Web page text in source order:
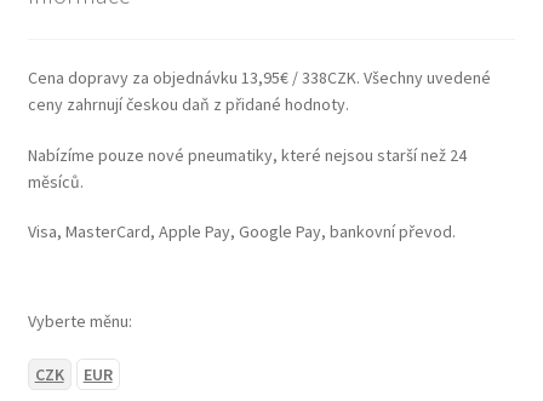
Cena dopravy za objednávku 13,95€ / 338CZK. Všechny uvedené
ceny zahrnují českou daň z přidané hodnoty.
Nabízíme pouze nové pneumatiky, které nejsou starší než 24
měsíců.
Visa, MasterCard, Apple Pay, Google Pay, bankovní převod.
Vyberte měnu:
CZK EUR